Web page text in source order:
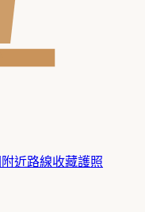
附近路線收藏護照